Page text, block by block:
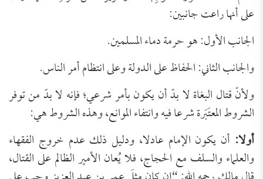
على أنها راعت جانبين:
الجانب الأول: هو حرمة دماء المسلمين.
والجانب الثاني: الحفاظ على الدولة وعلى انتظام أمر الناس.
ولأنّ قتال البغاة لا بدّ أن يكون بأمر شرعي؛ فإنه لا بدّ من توفر
الشروط المعتَبَرة شرعا فيه وانتفاء الموانع، وهذه الشروط هي:
أولا: أن يكون الإمام عادلا، ودليل ذلك عدم خروج الفقهاء
والعلماء والسلف مع الحجاج، فلا يُعان الأمير الظالم على القتال،